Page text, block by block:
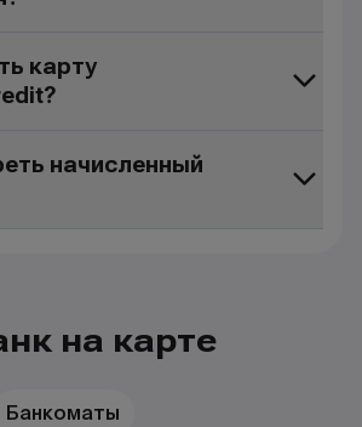
карту
начисленный
на карте
Банкоматы